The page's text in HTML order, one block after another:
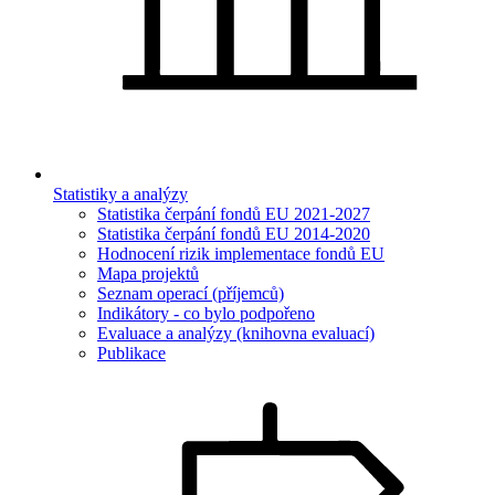
Statistiky a analýzy
Statistika čerpání fondů EU 2021-2027
Statistika čerpání fondů EU 2014-2020
Hodnocení rizik implementace fondů EU
Mapa projektů
Seznam operací (příjemců)
Indikátory - co bylo podpořeno
Evaluace a analýzy (knihovna evaluací)
Publikace